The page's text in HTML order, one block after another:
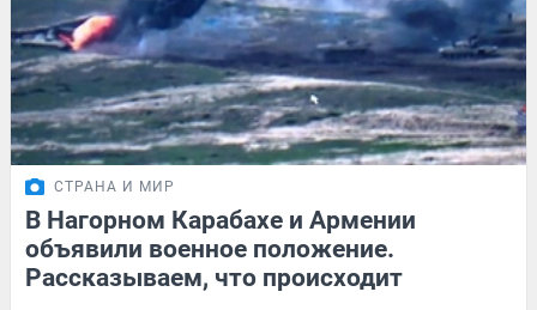
СТРАНА И МИР
В Нагорном Карабахе и Армении
объявили военное положение.
Рассказываем, что происходит